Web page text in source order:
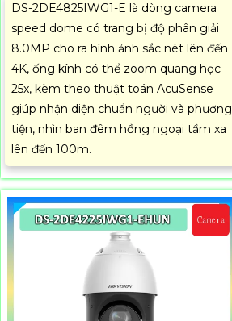
DS-2DE4825IWG1-E là dòng camera
speed dome có trang bị độ phân giải
8.0MP cho ra hình ảnh sắc nét lên đến
4K, ống kính có thể zoom quang học
25x, kèm theo thuật toán AcuSense
giúp nhận diện chuẩn người và phương
tiện, nhìn ban đêm hồng ngoại tầm xa
lên đến 100m.